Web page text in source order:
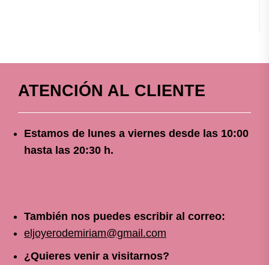
ATENCIÓN AL CLIENTE
Estamos de lunes a viernes desde las 10:00
hasta las 20:30 h.
También nos puedes escribir al correo:
eljoyerodemiriam@gmail.com
¿Quieres venir a visitarnos?